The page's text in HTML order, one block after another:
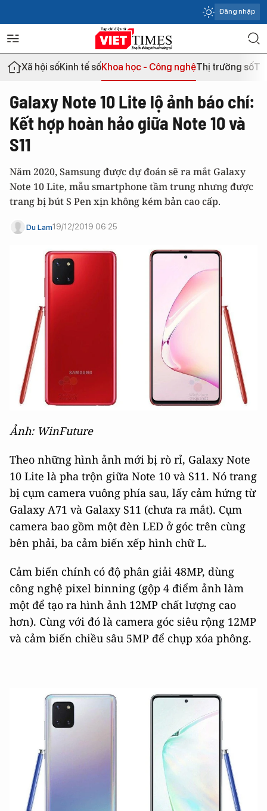
Đăng nhập
Xã hội sốKinh tế sốKhoa học - Công nghệThị trường số
Galaxy Note 10 Lite lộ ảnh báo chí:
Kết hợp hoàn hảo giữa Note 10 và
S11
Năm 2020, Samsung được dự đoán sẽ ra mắt Galaxy
Note 10 Lite, mẫu smartphone tầm trung nhưng được
trang bị bút S Pen xịn không kém bản cao cấp.
Du Lam19/12/2019 06:25
Ảnh: WinFuture
Theo những hình ảnh mới bị rò rỉ, Galaxy Note
10 Lite là pha trộn giữa Note 10 và S11. Nó trang
bị cụm camera vuông phía sau, lấy cảm hứng từ
Galaxy A71 và Galaxy S11 (chưa ra mắt). Cụm
camera bao gồm một đèn LED ở góc trên cùng
bên phải, ba cảm biến xếp hình chữ L.
Cảm biến chính có độ phân giải 48MP, dùng
công nghệ pixel binning (gộp 4 điểm ảnh làm
một để tạo ra hình ảnh 12MP chất lượng cao
hơn). Cùng với đó là camera góc siêu rộng 12MP
và cảm biến chiều sâu 5MP để chụp xóa phông.